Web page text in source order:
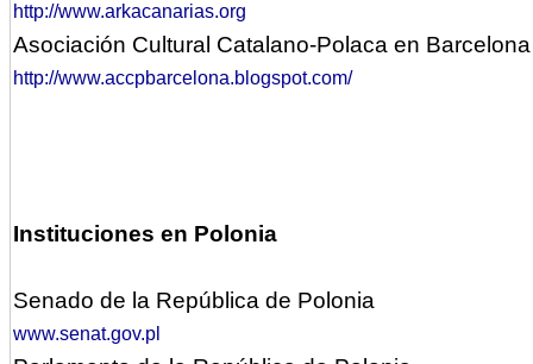
http://www.arkacanarias.org
Asociación Cultural Catalano-Polaca en
http://www.accpbarcelona.blogspot.com/
Instituciones en Polonia
Senado de la República de Polonia
www.senat.gov.pl